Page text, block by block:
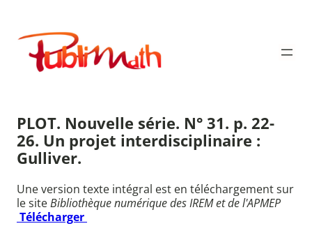
contenu
Publimath
PLOT. Nouvelle série. N° 31. p. 22-
26. Un projet interdisciplinaire :
Gulliver.
Une version texte intégral est en téléchargement sur
le siteBibliothèque numérique des IREM et de l'APMEP
Télécharger